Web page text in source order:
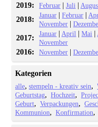
2019: Februar |Juli |
2018: Januar |Februar |
November |
2017: Januar | April |Mai |
November
2016: November |
Kategorien
alle stempeln - kreativ sein
Geburtstag
Hochzeit
Geburt
Verpackungen
Kommunion
Konfirmation